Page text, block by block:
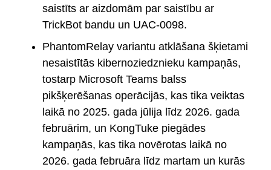
saistīts ar aizdomām par saistību ar
TrickBot bandu un UAC-0098.
PhantomRelay variantu atklāšana šķietami
nesaistītās kibernoziedznieku kampaņās,
tostarp Microsoft Teams balss
pikšķerēšanas operācijās, kas tika veiktas
laikā no 2025. gada jūlija līdz 2026. gada
februārim, un KongTuke piegādes
kampaņās, kas tika novērotas laikā no
2026. gada februāra līdz martam un kurās